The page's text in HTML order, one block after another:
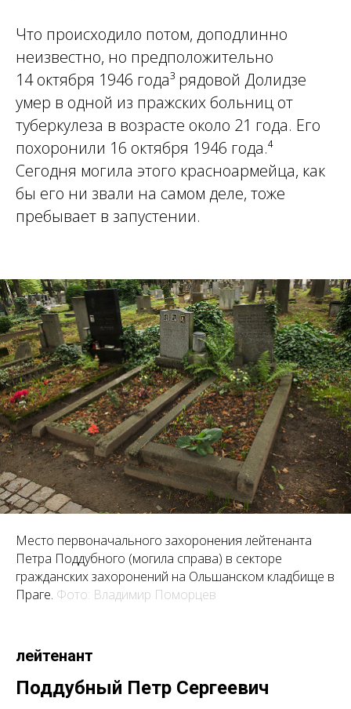
Что происходило потом, доподлинно
неизвестно, но предположительно
14 октября 1946 года³ рядовой Долидзе
умер в одной из пражских больниц от
туберкулеза в возрасте около 21 года. Его
похоронили 16 октября 1946 года.⁴
Сегодня могила этого красноармейца, как
бы его ни звали на самом деле, тоже
пребывает в запустении.
Место первоначального захоронения лейтенанта
Петра Поддубного (могила справа) в секторе
гражданских захоронений на Ольшанском кладбище в
Праге. Фото: Владимир Поморцев
лейтенант
Поддубный Петр Сергеевич